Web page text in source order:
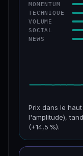
VS ATH
−42,1 %
CONFIANCE
MOMENTUM
TECHNIQUE
VOLUME
SOCIAL
NEWS
Prix dans le
l'amplitude),
(+14,5 %).
CAP. MARCHÉ